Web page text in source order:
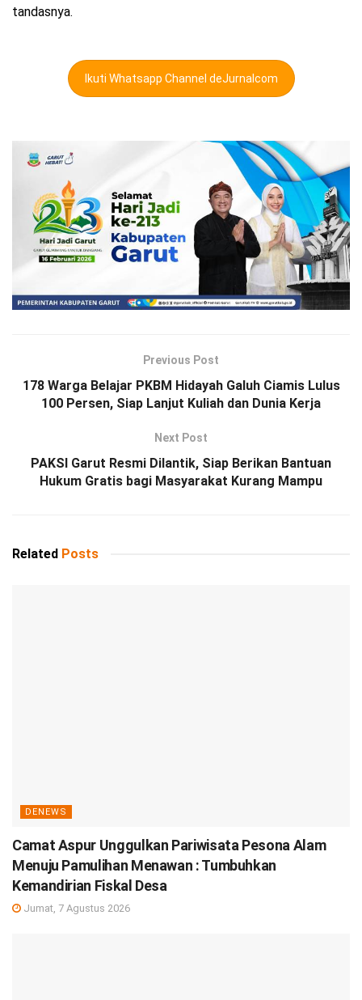
tandasnya.
Ikuti Whatsapp Channel deJurnalcom
Previous Post
178 Warga Belajar PKBM Hidayah Galuh Ciamis Lulus
100 Persen, Siap Lanjut Kuliah dan Dunia Kerja
Next Post
PAKSI Garut Resmi Dilantik, Siap Berikan Bantuan
Hukum Gratis bagi Masyarakat Kurang Mampu
Related Posts
DENEWS
Camat Aspur Unggulkan Pariwisata Pesona Alam
Menuju Pamulihan Menawan : Tumbuhkan
Kemandirian Fiskal Desa
Jumat, 7 Agustus 2026